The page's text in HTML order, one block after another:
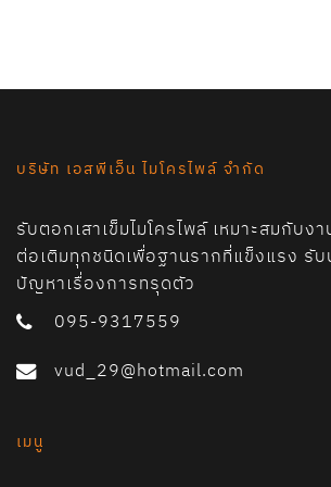
บริษัท เอสพีเอ็น ไมโครไพล์ จำกัด
รับตอกเสาเข็มไมโครไพล์ เหมาะสมกับง
ต่อเติมทุกชนิดเพื่อฐานรากที่แข็งแรง รับ
ปัญหาเรื่องการทรุดตัว
095-9317559
vud_29@hotmail.com
เมนู